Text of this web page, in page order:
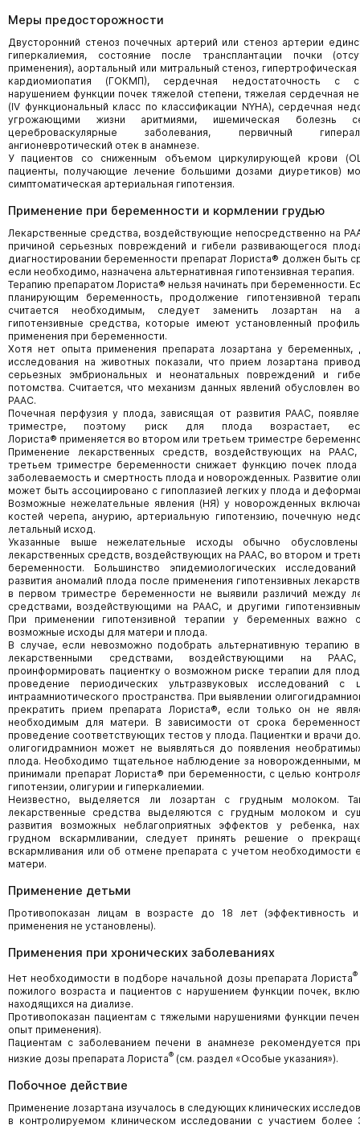
Меры предосторожности
Двусторонний стеноз почечных артерий или стеноз артерии
гиперкалиемия, состояние после трансплантации почки
применения), аортальный или митральный стеноз, гипертрофическая
кардиомиопатия (ГОКМП), сердечная недостаточность с
нарушением функции почек тяжелой степени, тяжелая сердечная
(IV функциональный класс по классификации NYHA), сердечная
угрожающими жизни аритмиями, ишемическая болезнь
цереброваскулярные заболевания, первичный
ангионевротический отек в анамнезе.
У пациентов со сниженным объемом циркулирующей крови
пациенты, получающие лечение большими дозами диуретиков)
симптоматическая артериальная гипотензия.
Применение при беременности и кормлении грудью
Лекарственные средства, воздействующие непосредственно на
причиной серьезных повреждений и гибели развивающегося
диагностировании беременности препарат Лориста® должен быть
если необходимо, назначена альтернативная гипотензивная терапия.
Терапию препаратом Лориста® нельзя начинать при беременности.
планирующим беременность, продолжение гипотензивной
считается необходимым, следует заменить лозартан на
гипотензивные средства, которые имеют установленный
применения при беременности.
Хотя нет опыта применения препарата лозартана у беременных,
исследования на животных показали, что прием лозартана
серьезных эмбриональных и неонатальных повреждений и
потомства. Считается, что механизм данных явлений обусловлен
РААС.
Почечная перфузия у плода, зависящая от развития РААС,
триместре, поэтому риск для плода возрастает,
Лориста® применяется во втором или третьем триместре
Применение лекарственных средств, воздействующих на
третьем триместре беременности снижает функцию почек плода
заболеваемость и смертность плода и новорожденных. Развитие
может быть ассоциировано с гипоплазией легких у плода и
Возможные нежелательные явления (НЯ) у новорожденных
костей черепа, анурию, артериальную гипотензию, почечную
летальный исход.
Указанные выше нежелательные исходы обычно
лекарственных средств, воздействующих на РААС, во втором и
беременности. Большинство эпидемиологических
развития аномалий плода после применения гипотензивных
в первом триместре беременности не выявили различий между
средствами, воздействующими на РААС, и другими
При применении гипотензивной терапии у беременных важно
возможные исходы для матери и плода.
В случае, если невозможно подобрать альтернативную терапию
лекарственными средствами, воздействующими на
проинформировать пациентку о возможном риске терапии для
проведение периодических ультразвуковых исследований с
интраамниотического пространства. При выявлении
прекратить прием препарата Лориста®, если только он не
необходимым для матери. В зависимости от срока
проведение соответствующих тестов у плода. Пациентки и врачи
олигогидрамнион может не выявляться до появления
плода. Необходимо тщательное наблюдение за новорожденными,
принимали препарат Лориста® при беременности, с целью
гипотензии, олигурии и гиперкалиемии.
Неизвестно, выделяется ли лозартан с грудным молоком.
лекарственные средства выделяются с грудным молоком и
развития возможных неблагоприятных эффектов у ребенка,
грудном вскармливании, следует принять решение о
вскармливания или об отмене препарата с учетом необходимости
матери.
Применение детьми
Противопоказан лицам в возрасте до 18 лет (эффективность и
применения не установлены).
Применения при хронических заболеваниях
Нет необходимости в подборе начальной дозы препарата Лориста®
пожилого возраста и пациентов с нарушением функции почек,
находящихся на диализе.
Противопоказан пациентам с тяжелыми нарушениями функции
опыт применения).
Пациентам с заболеванием печени в анамнезе рекомендуется
низкие дозы препарата Лориста® (см. раздел «Особые указания»).
Побочное действие
Применение лозартана изучалось в следующих клинических
в контролируемом клиническом исследовании с участием более